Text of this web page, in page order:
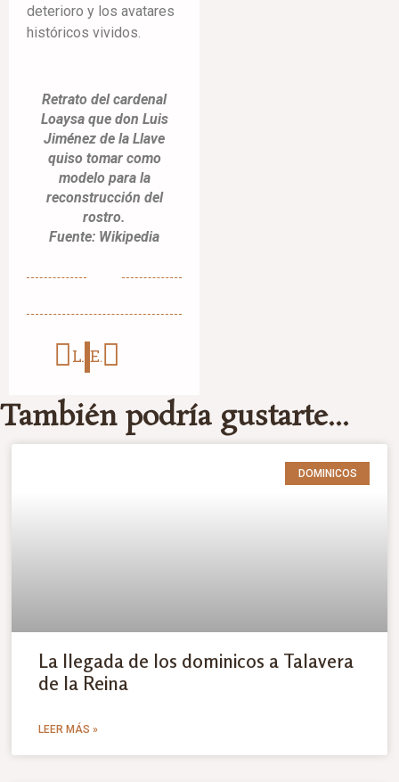
deterioro y los avatares
históricos vividos.
Retrato del cardenal
Loaysa que don Luis
Jiménez de la Llave
quiso tomar como
modelo para la
reconstrucción del
rostro.
Fuente: Wikipedia
LOS PADRES DEL CARDENAL LOAYSA (Y II) EL SEPULCRO DEL CARDENAL GARCÍA DE LOAYSA (Y II)
También podría gustarte...
DOMINICOS
La llegada de los dominicos a Talavera
de la Reina
LEER MÁS »